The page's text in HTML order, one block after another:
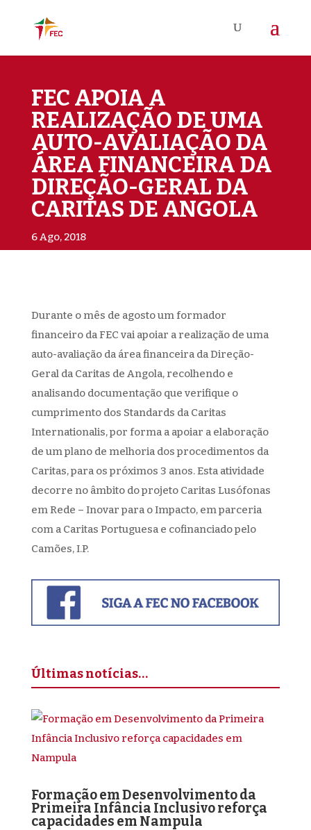
FEC APOIA A
REALIZAÇÃO DE UMA
AUTO-AVALIAÇÃO DA
ÁREA FINANCEIRA DA
DIREÇÃO-GERAL DA
CARITAS DE ANGOLA
6 Ago, 2018
Durante o mês de agosto um formador
financeiro da FEC vai apoiar a realização de uma
auto-avaliação da área financeira da Direção-
Geral da Caritas de Angola, recolhendo e
analisando documentação que verifique o
cumprimento dos Standards da Caritas
Internationalis, por forma a apoiar a elaboração
de um plano de melhoria dos procedimentos da
Caritas, para os próximos 3 anos. Esta atividade
decorre no âmbito do projeto Caritas Lusófonas
em Rede – Inovar para o Impacto, em parceria
com a Caritas Portuguesa e cofinanciado pelo
Camões, I.P.
Últimas notícias…
Formação em Desenvolvimento da
Primeira Infância Inclusivo reforça
capacidades em Nampula